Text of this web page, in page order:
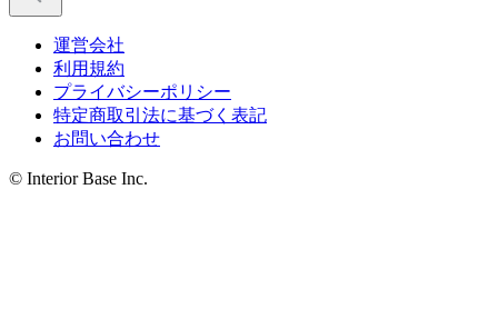
運営会社
利用規約
プライバシーポリシー
特定商取引法に基づく表記
お問い合わせ
© Interior Base Inc.